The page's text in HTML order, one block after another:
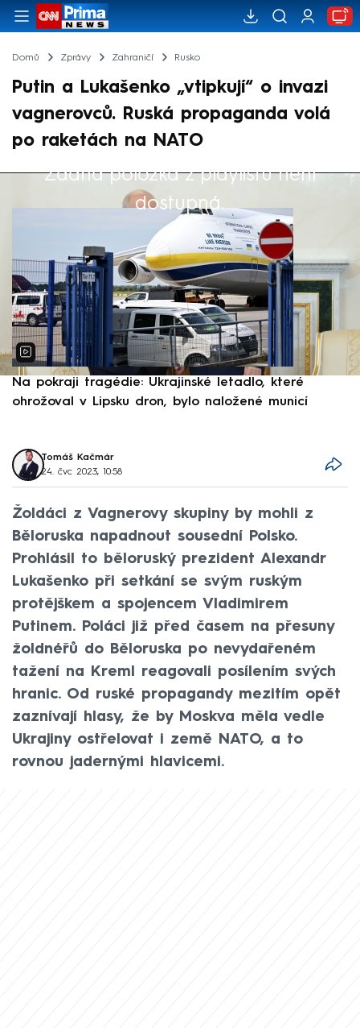
Domů Zprávy Zahraničí Rusko
Putin a Lukašenko „vtipkují“ o invazi
vagnerovců. Ruská propaganda volá
po raketách na NATO
Žádná položka z playlistu není
dostupná.
Výběr redakce
Na pokraji tragédie: Ukrajinské letadlo, které
ohrožoval v Lipsku dron, bylo naložené municí
Tomáš Kačmár
24. čvc 2023, 10:58
Žoldáci z Vagnerovy skupiny by mohli z
Běloruska napadnout sousední Polsko.
Prohlásil to běloruský prezident Alexandr
Lukašenko při setkání se svým ruským
protějškem a spojencem Vladimirem
Putinem. Poláci již před časem na přesuny
žoldnéřů do Běloruska po nevydařeném
tažení na Kreml reagovali posílením svých
hranic. Od ruské propagandy mezitím opět
zaznívají hlasy, že by Moskva měla vedle
Ukrajiny ostřelovat i země NATO, a to
rovnou jadernými hlavicemi.